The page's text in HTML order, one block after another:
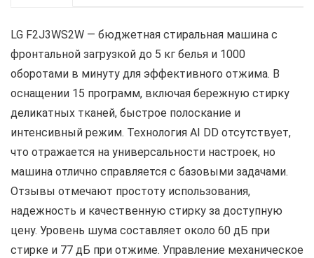
LG F2J3WS2W — бюджетная стиральная машина с
фронтальной загрузкой до 5 кг белья и 1000
оборотами в минуту для эффективного отжима. В
оснащении 15 программ, включая бережную стирку
деликатных тканей, быстрое полоскание и
интенсивный режим. Технология AI DD отсутствует,
что отражается на универсальности настроек, но
машина отлично справляется с базовыми задачами.
Отзывы отмечают простоту использования,
надежность и качественную стирку за доступную
цену. Уровень шума составляет около 60 дБ при
стирке и 77 дБ при отжиме. Управление механическое